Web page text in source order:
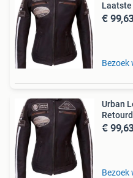
Laatste
€ 99,63
Bezoek
Urban
€ 99,63
Bezoek